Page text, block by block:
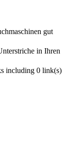
gut
in Ihren
including 0 link(s)